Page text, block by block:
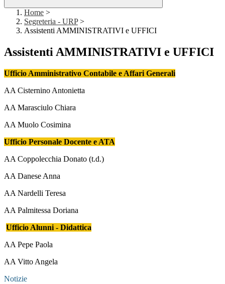
Home >
Segreteria - URP >
Assistenti AMMINISTRATIVI e UFFICI
Assistenti AMMINISTRATIVI e UFFICI
Ufficio Amministrativo Contabile e Affari Generali
AA Cisternino Antonietta
AA Marasciulo Chiara
AA Muolo Cosimina
Ufficio Personale Docente e ATA
AA Coppolecchia Donato (t.d.)
AA Danese Anna
AA Nardelli Teresa
AA Palmitessa Doriana
Ufficio Alunni - Didattica
AA Pepe Paola
AA Vitto Angela
Notizie